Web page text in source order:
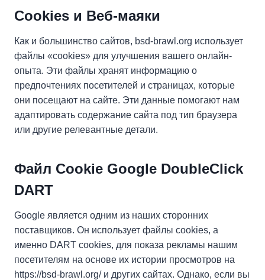
Cookies и Веб-маяки
Как и большинство сайтов, bsd-brawl.org использует
файлы «cookies» для улучшения вашего онлайн-
опыта. Эти файлы хранят информацию о
предпочтениях посетителей и страницах, которые
они посещают на сайте. Эти данные помогают нам
адаптировать содержание сайта под тип браузера
или другие релевантные детали.
Файл Cookie Google DoubleClick
DART
Google является одним из наших сторонних
поставщиков. Он использует файлы cookies, а
именно DART cookies, для показа рекламы нашим
посетителям на основе их истории просмотров на
https://bsd-brawl.org/ и других сайтах. Однако, если вы